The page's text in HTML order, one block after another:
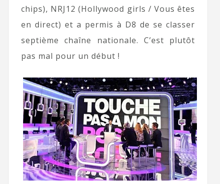
chips), NRJ12 (Hollywood girls / Vous êtes
en direct) et a permis à D8 de se classer
septième chaîne nationale. C’est plutôt
pas mal pour un début !